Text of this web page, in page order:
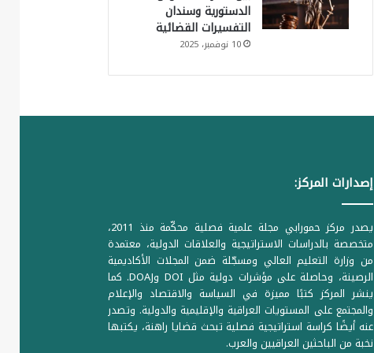
الدستورية وسندان
التفسيرات القضائية
10 نوفمبر، 2025
إصدارات المركز:
يصدر مركز حمورابي مجلة علمية فصلية محكّمة منذ 2011،
متخصصة بالدراسات الاستراتيجية والعلاقات الدولية، معتمدة
من وزارة التعليم العالي ومسجّلة ضمن المجلات الأكاديمية
الرصينة، وحاصلة على مؤشرات دولية مثل DOI وDOAJ. كما
ينشر المركز كتبًا مميزة في السياسة والاقتصاد والإعلام
والمجتمع على المستويات العراقية والإقليمية والدولية. وتصدر
عنه أيضًا كراسة استراتيجية فصلية تبحث قضايا راهنة، يكتبها
نخبة من الباحثين العراقيين والعرب.